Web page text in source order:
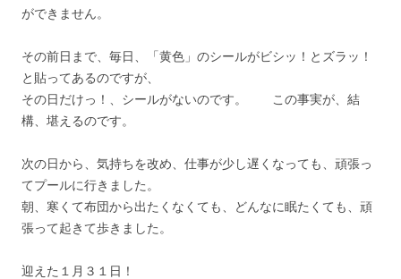
ができません。
その前日まで、毎日、「黄色」のシールがビシッ！とズラッ！
と貼ってあるのですが、
その日だけっ！、シールがないのです。 この事実が、結
構、堪えるのです。
次の日から、気持ちを改め、仕事が少し遅くなっても、頑張っ
てプールに行きました。
朝、寒くて布団から出たくなくても、どんなに眠たくても、頑
張って起きて歩きました。
迎えた１月３１日！